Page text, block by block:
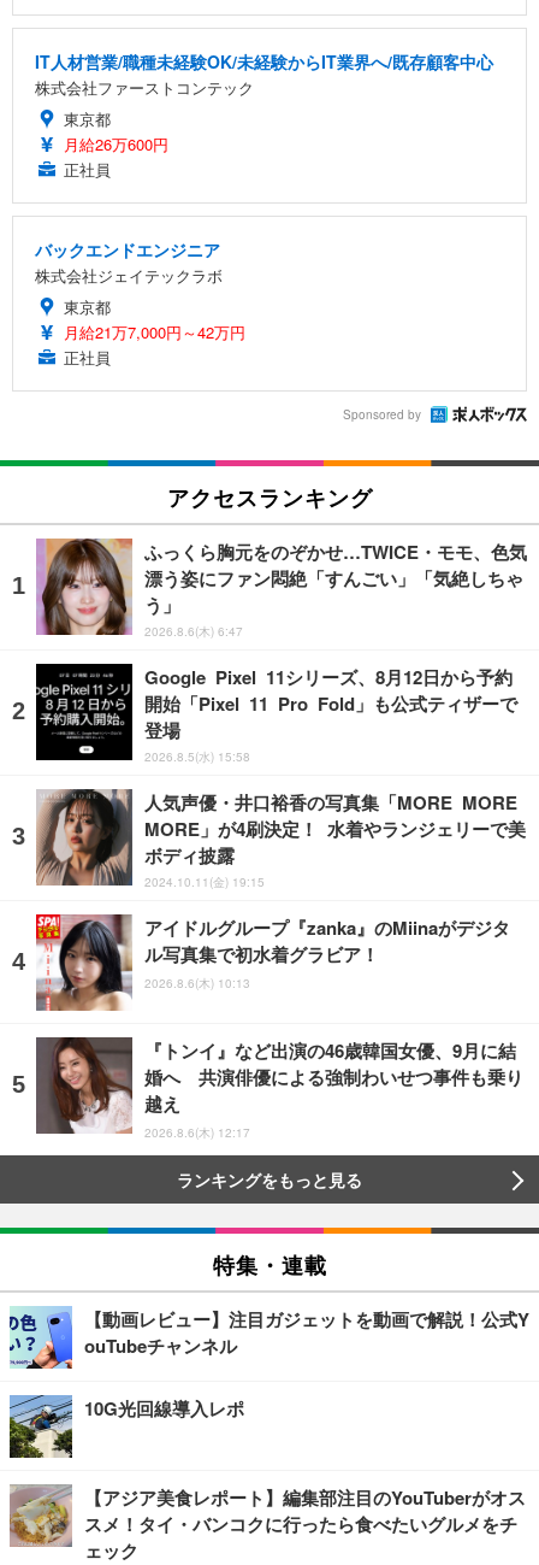
IT人材営業/職種未経験OK/未経験からIT業界へ/既存顧客中心
株式会社ファーストコンテック
東京都
月給26万600円
正社員
バックエンドエンジニア
株式会社ジェイテックラボ
東京都
月給21万7,000円～42万円
正社員
Sponsored by
アクセスランキング
ふっくら胸元をのぞかせ…TWICE・モモ、色気
漂う姿にファン悶絶「すんごい」「気絶しちゃ
う」
2026.8.6(木) 6:47
Google Pixel 11シリーズ、8月12日から予約
開始「Pixel 11 Pro Fold」も公式ティザーで
登場
2026.8.5(水) 15:58
人気声優・井口裕香の写真集「MORE MORE
MORE」が4刷決定！ 水着やランジェリーで美
ボディ披露
2024.10.11(金) 19:15
アイドルグループ『zanka』のMiinaがデジタ
ル写真集で初水着グラビア！
2026.8.6(木) 10:13
『トンイ』など出演の46歳韓国女優、9月に結
婚へ 共演俳優による強制わいせつ事件も乗り
越え
2026.8.6(木) 12:17
ランキングをもっと見る
特集・連載
【動画レビュー】注目ガジェットを動画で解説！公式Y
ouTubeチャンネル
10G光回線導入レポ
【アジア美食レポート】編集部注目のYouTuberがオス
スメ！タイ・バンコクに行ったら食べたいグルメをチ
ェック